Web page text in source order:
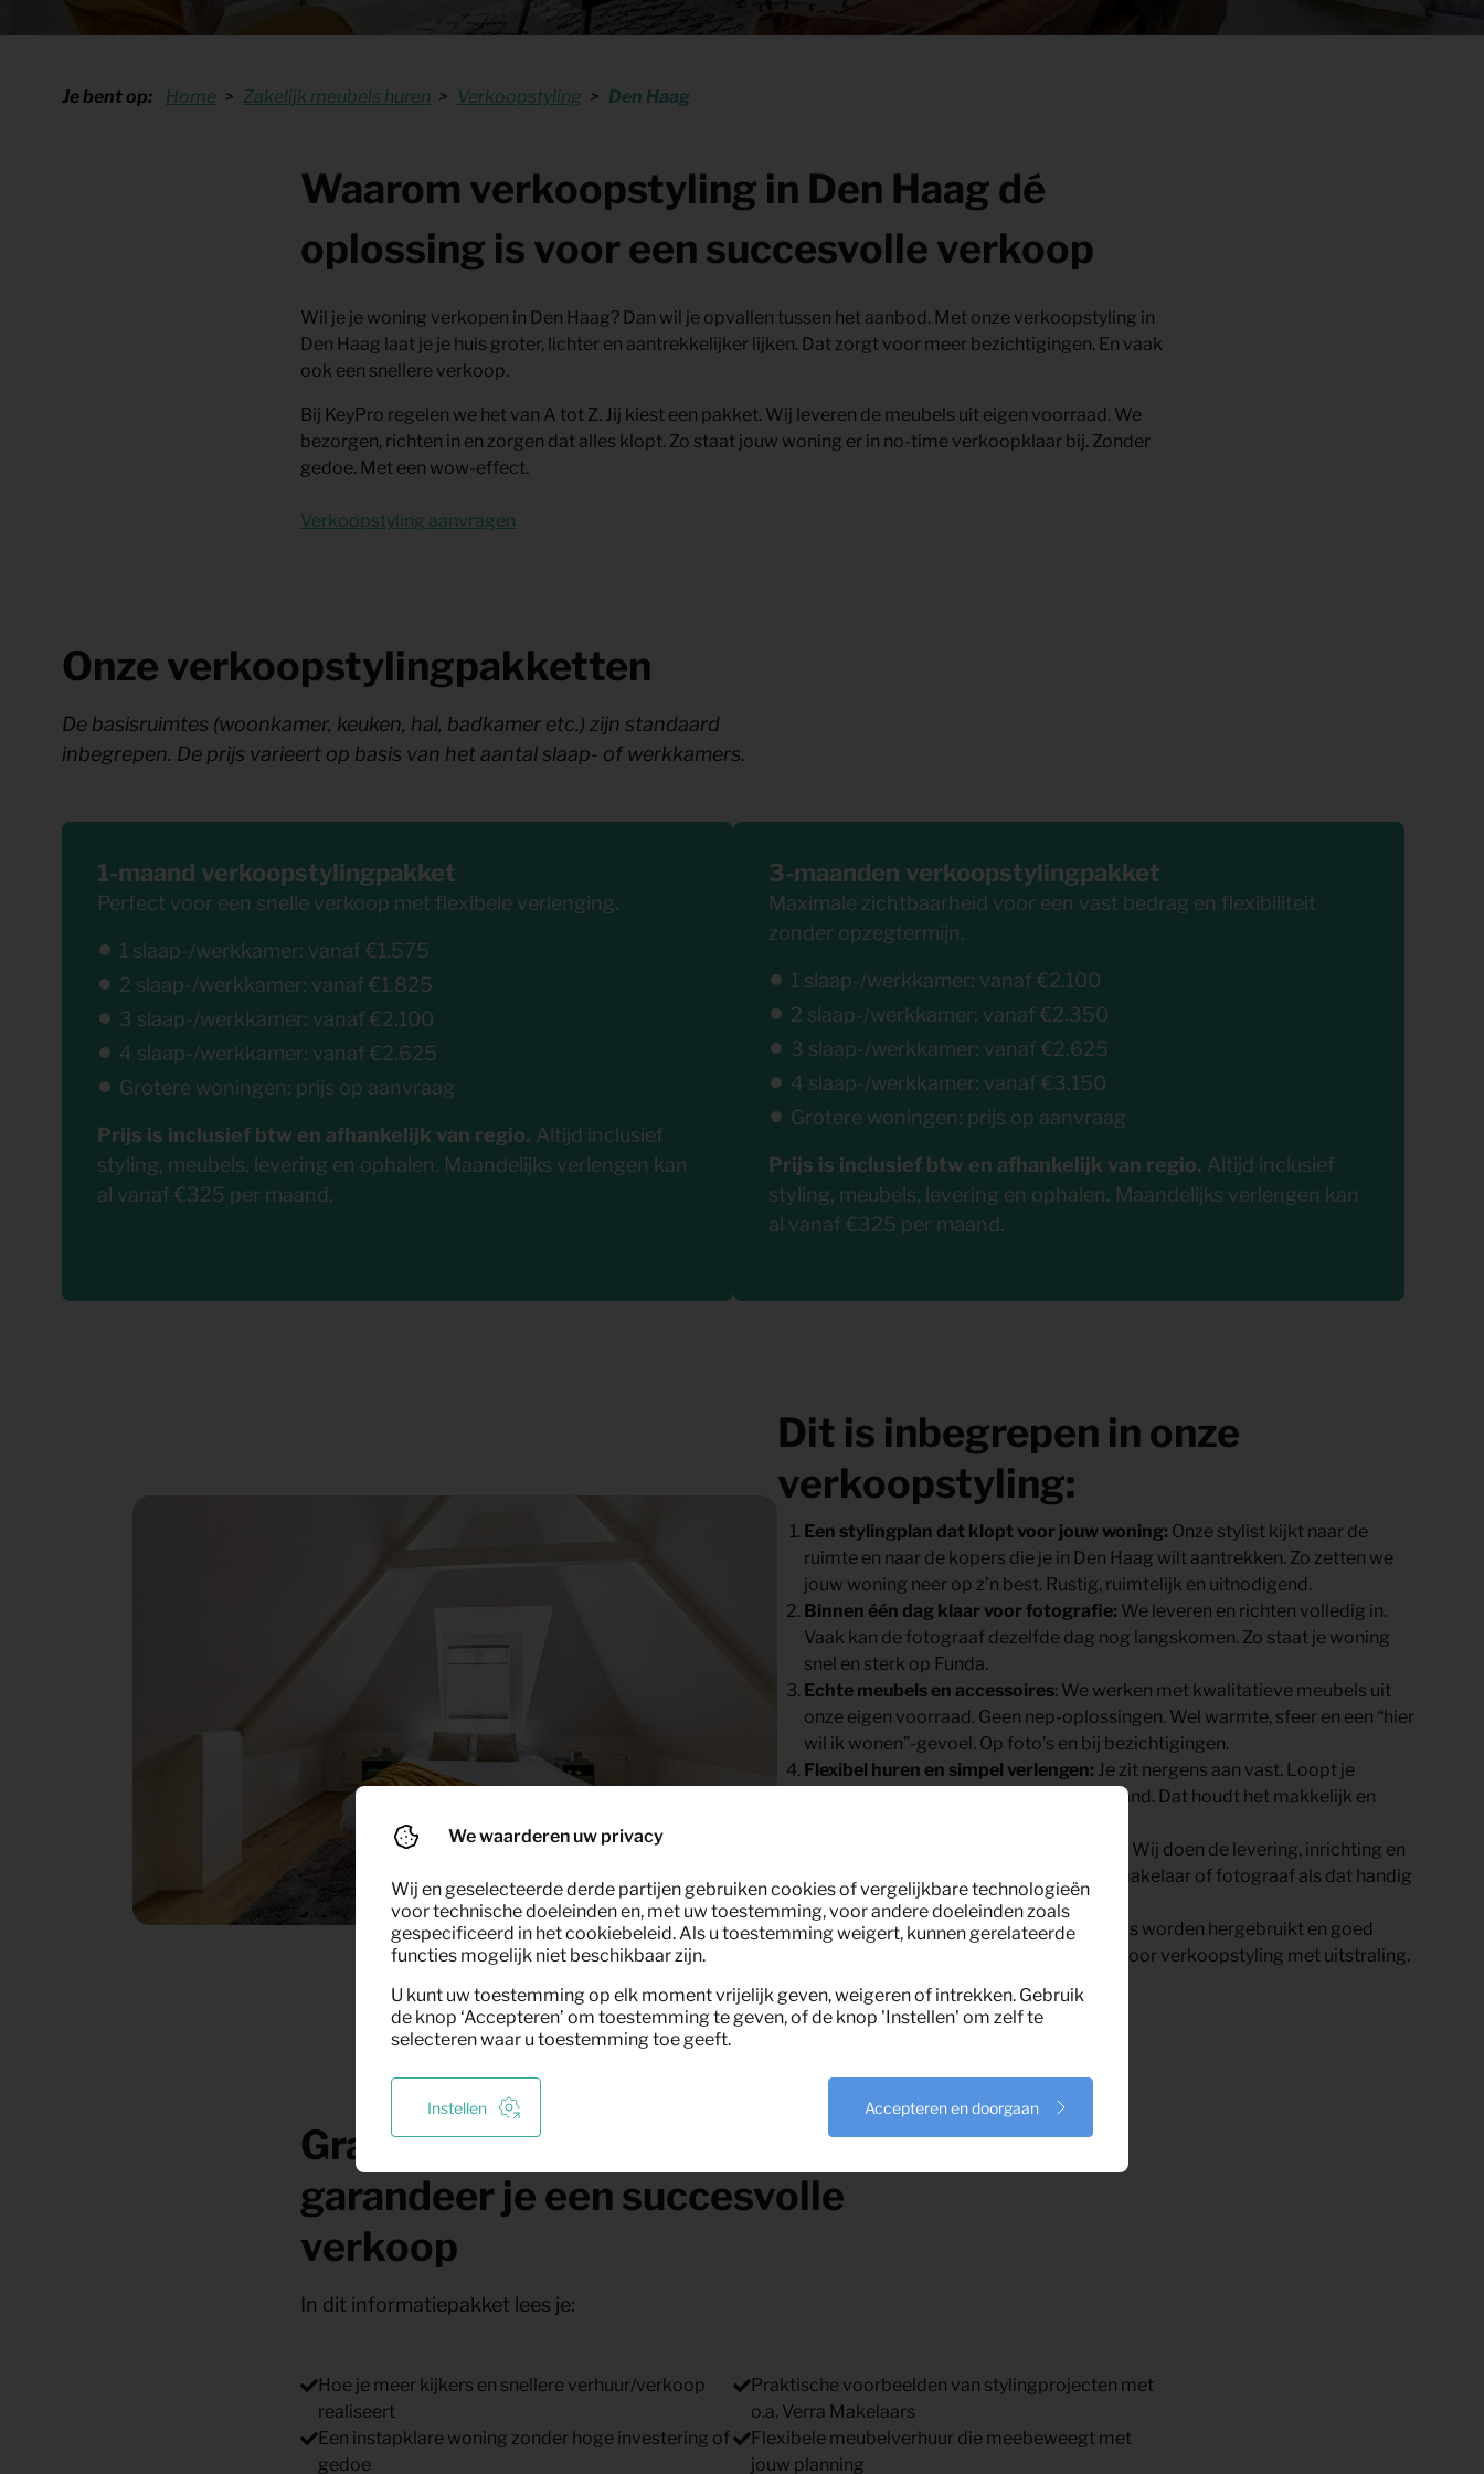
Je bent op: Home Zakelijk meubels huren Verkoopstyling Den Haag
Waarom verkoopstyling in Den Haag dé
oplossing is voor een succesvolle verkoop
Wil je je woning verkopen in Den Haag? Dan wil je opvallen tussen het aanbod. Met onze verkoopstyling in
Den Haag laat je je huis groter, lichter en aantrekkelijker lijken. Dat zorgt voor meer bezichtigingen. En vaak
ook een snellere verkoop.
Bij KeyPro regelen we het van A tot Z. Jij kiest een pakket. Wij leveren de meubels uit eigen voorraad. We
bezorgen, richten in en zorgen dat alles klopt. Zo staat jouw woning er in no-time verkoopklaar bij. Zonder
gedoe. Met een wow-effect.
Verkoopstyling aanvragen
Onze verkoopstylingpakketten
De basisruimtes (woonkamer, keuken, hal, badkamer etc.) zijn standaard
inbegrepen. De prijs varieert op basis van het aantal slaap- of werkkamers.
1-maand verkoopstylingpakket
Perfect voor een snelle verkoop met flexibele verlenging.
1 slaap-/werkkamer: vanaf €1.575
2 slaap-/werkkamer: vanaf €1.825
3 slaap-/werkkamer: vanaf €2.100
4 slaap-/werkkamer: vanaf €2.625
Grotere woningen: prijs op aanvraag
Prijs is inclusief btw en afhankelijk van regio. Altijd inclusief
styling, meubels, levering en ophalen. Maandelijks verlengen kan
al vanaf €325 per maand.
3-maanden verkoopstylingpakket
Maximale zichtbaarheid voor een vast bedrag en flexibiliteit
zonder opzegtermijn.
1 slaap-/werkkamer: vanaf €2.100
2 slaap-/werkkamer: vanaf €2.350
3 slaap-/werkkamer: vanaf €2.625
4 slaap-/werkkamer: vanaf €3.150
Grotere woningen: prijs op aanvraag
Prijs is inclusief btw en afhankelijk van regio. Altijd inclusief
styling, meubels, levering en ophalen. Maandelijks verlengen kan
al vanaf €325 per maand.
Dit is inbegrepen in onze
verkoopstyling:
Een stylingplan dat klopt voor jouw woning: Onze stylist kijkt naar de
ruimte en naar de kopers die je in Den Haag wilt aantrekken. Zo zetten we
jouw woning neer op z’n best. Rustig, ruimtelijk en uitnodigend.
Binnen één dag klaar voor fotografie: We leveren en richten volledig in.
Vaak kan de fotograaf dezelfde dag nog langskomen. Zo staat je woning
snel en sterk op Funda.
Echte meubels en accessoires: We werken met kwalitatieve meubels uit
onze eigen voorraad. Geen nep-oplossingen. Wel warmte, sfeer en een “hier
wil ik wonen”-gevoel. Op foto’s en bij bezichtigingen.
Flexibel huren en simpel verlengen: Je zit nergens aan vast. Loopt je
verkoop wat uit? Dan verleng je per maand. Dat houdt het makkelijk en
: Wij doen de levering, inrichting en
het ophalen. En we stemmen af met je makelaar of fotograaf als dat handig
is. Jij hoeft alleen de deur open te doen.
Professioneel en circulair: Onze meubels worden hergebruikt en goed
onderhouden. Zo kies in je in Den Haag voor verkoopstyling met uitstraling.
Gratis informatiepakket: zo
garandeer je een succesvolle
verkoop
In dit informatiepakket lees je:
Hoe je meer kijkers en snellere verhuur/verkoop
realiseert
Praktische voorbeelden van stylingprojecten met
o.a. Verra Makelaars
Een instapklare woning zonder hoge investering of
gedoe
Flexibele meubelverhuur die meebeweegt met
jouw planning
We waarderen uw privacy
Wij en geselecteerde derde partijen gebruiken cookies of vergelijkbare technologieën
voor technische doeleinden en, met uw toestemming, voor andere doeleinden zoals
gespecificeerd in het cookiebeleid. Als u toestemming weigert, kunnen gerelateerde
functies mogelijk niet beschikbaar zijn.
U kunt uw toestemming op elk moment vrijelijk geven, weigeren of intrekken. Gebruik
de knop ‘Accepteren’ om toestemming te geven, of de knop 'Instellen' om zelf te
selecteren waar u toestemming toe geeft.
Instellen Accepteren en doorgaan